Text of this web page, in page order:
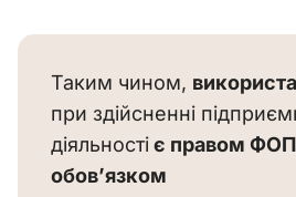
Таким чином,
при здійсненні
діяльності є правом ФОП,
обов’язком